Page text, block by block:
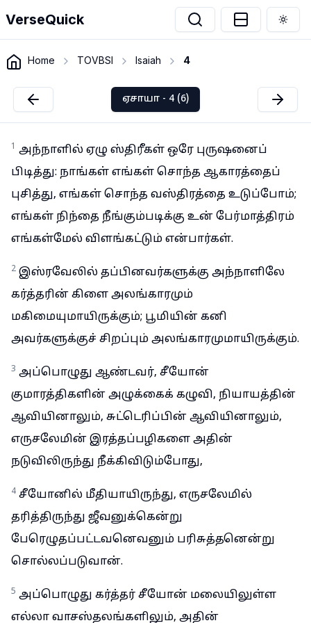
VerseQuick
Home TOVBSI Isaiah 4
ஏசாயா - 4 (6)
1 அந்நாளில் ஏழு ஸ்திரீகள் ஒரே புருஷனைப்
பிடித்து: நாங்கள் எங்கள் சொந்த ஆகாரத்தைப்
புசித்து, எங்கள் சொந்த வஸ்திரத்தை உடுப்போம்;
எங்கள் நிந்தை நீங்கும்படிக்கு உன் பேர்மாத்திரம்
எங்கள்மேல் விளங்கட்டும் என்பார்கள்.
2 இஸ்ரவேலில் தப்பினவர்களுக்கு அந்நாளிலே
கர்த்தரின் கிளை அலங்காரமும்
மகிமையுமாயிருக்கும்; பூமியின் கனி
அவர்களுக்குச் சிறப்பும் அலங்காரமுமாயிருக்கும்.
3 அப்பொழுது ஆண்டவர், சீயோன்
குமாரத்திகளின் அழுக்கைக் கழுவி, நியாயத்தின்
ஆவியினாலும், சுட்டெரிப்பின் ஆவியினாலும்,
எருசலேமின் இரத்தப்பழிகளை அதின்
நடுவிலிருந்து நீக்கிவிடும்போது,
4 சீயோனில் மீதியாயிருந்து, எருசலேமில்
தரித்திருந்து ஜீவனுக்கென்று
பேரெழுதப்பட்டவனெவனும் பரிசுத்தனென்று
சொல்லப்படுவான்.
5 அப்பொழுது கர்த்தர் சீயோன் மலையிலுள்ள
எல்லா வாசஸ்தலங்களிலும், அதின்